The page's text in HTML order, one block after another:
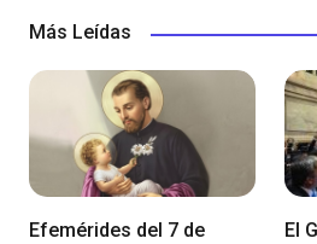
Más Leídas
Efemérides del 7 de
El